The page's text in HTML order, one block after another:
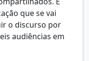
que se vai
o discurso por
audiências em